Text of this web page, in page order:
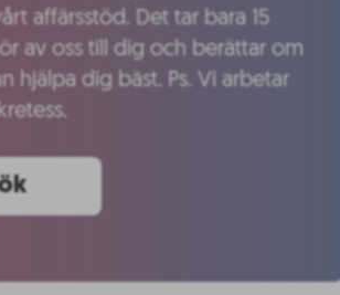
affärsstöd. Det tar bara 15
av oss till dig och berättar om
hjälpa dig bäst. Ps. Vi arbetar